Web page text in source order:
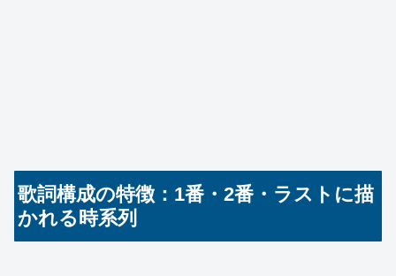
歌詞構成の特徴：1番・2番・ラストに描
かれる時系列